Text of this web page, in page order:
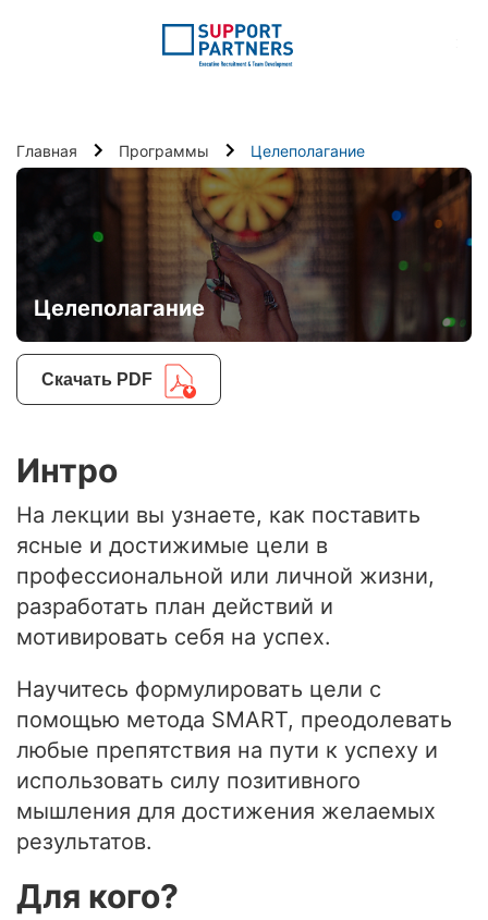
Главная Программы Целеполагание
Целеполагание
Скачать PDF
Интро
На лекции вы узнаете, как поставить
ясные и достижимые цели в
профессиональной или личной жизни,
разработать план действий и
мотивировать себя на успех.
Научитесь формулировать цели с
помощью метода SMART, преодолевать
любые препятствия на пути к успеху и
использовать силу позитивного
мышления для достижения желаемых
результатов.
Для кого?